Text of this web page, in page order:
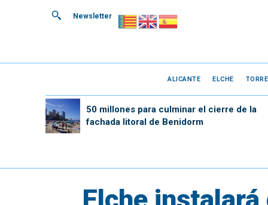
Newsletter
ALICANTE ELCHE
50 millones para culminar el cierre de la
fachada litoral de Benidorm